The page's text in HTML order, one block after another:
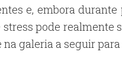
e, embora
pode realmente
galeria a seguir